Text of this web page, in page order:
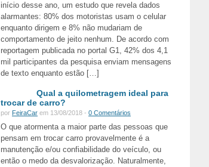
início desse ano, um estudo que revela dados
alarmantes: 80% dos motoristas usam o celular
enquanto dirigem e 8% não mudariam de
comportamento de jeito nenhum. De acordo com
reportagem publicada no portal G1, 42% dos 4,1
mil participantes da pesquisa enviam mensagens
de texto enquanto estão […]
Qual a quilometragem ideal para
trocar de carro?
por FeiraCar em 13/08/2018 - 0 Comentários
O que atormenta a maior parte das pessoas que
pensam em trocar carro provavelmente é a
manutenção e/ou confiabilidade do veículo, ou
então o medo da desvalorização. Naturalmente,